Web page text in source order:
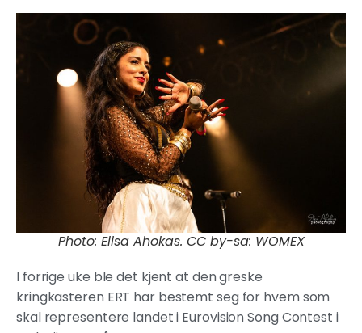
Photo: Elisa Ahokas. CC by-sa: WOMEX
I forrige uke ble det kjent at den greske
kringkasteren ERT har bestemt seg for hvem som
skal representere landet i Eurovision Song Contest i